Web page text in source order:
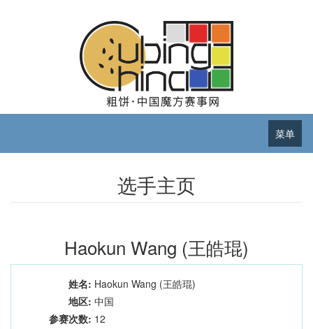
菜单
选手主页
Haokun Wang (王皓琨)
姓名: Haokun Wang (王皓琨)
地区: 中国
参赛次数: 12